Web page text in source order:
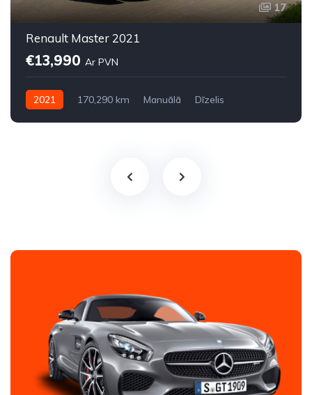
17
Renault Master 2021
€13,990 Ar PVN
2021 170,290 km Manuālā
Dīzelis